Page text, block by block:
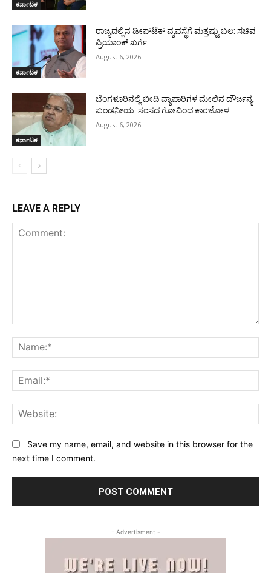
ಕರ್ನಾಟಕ
ಕರ್ನಾಟಕ
ರಾಜ್ಯದಲ್ಲಿನ ಡೀಪ್‌ಟೆಕ್‌ ವ್ಯವಸ್ಥೆಗೆ ಮತ್ತಷ್ಟು ಬಲ: ಸಚಿವ
ಪ್ರಿಯಾಂಕ್ ಖರ್ಗೆ
August 6, 2026
ಕರ್ನಾಟಕ
ಬೆಂಗಳೂರಿನಲ್ಲಿ ಬೀದಿ ವ್ಯಾಪಾರಿಗಳ ಮೇಲಿನ ದೌರ್ಜನ್ಯ
ಖಂಡನೀಯ: ಸಂಸದ ಗೋವಿಂದ ಕಾರಜೋಳ
August 6, 2026
LEAVE A REPLY
Save my name, email, and website in this browser for the
next time I comment.
- Advertisment -